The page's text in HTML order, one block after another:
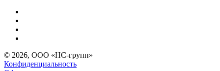
© 2026, ООО «НС-групп»
Конфиденциальность